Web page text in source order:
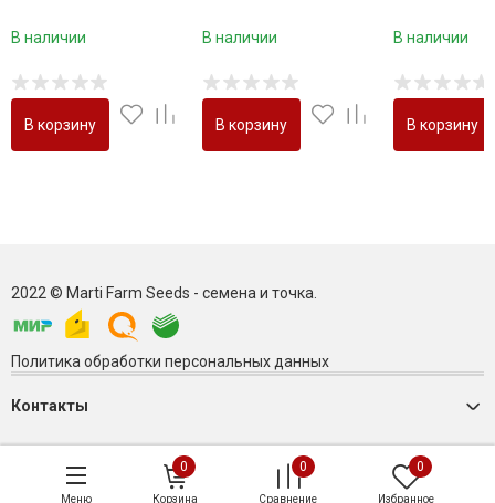
В наличии
В корзину
В наличии
В корзину
В наличии
В корзину
2022 © Marti Farm Seeds - семена и точка.
Политика обработки персональных данных
Контакты
Меню
0
Корзина
0
Сравнение
0
Избранное